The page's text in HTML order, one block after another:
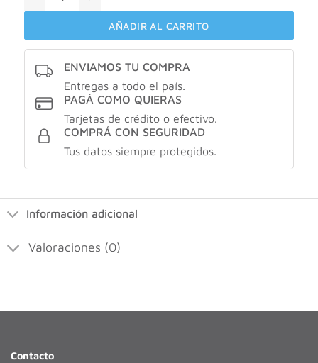
AÑADIR AL CARRITO
ENVIAMOS TU COMPRA
Entregas a todo el país.
PAGÁ COMO QUIERAS
Tarjetas de crédito o efectivo.
COMPRÁ CON SEGURIDAD
Tus datos siempre protegidos.
Información adicional
Valoraciones (0)
Contacto